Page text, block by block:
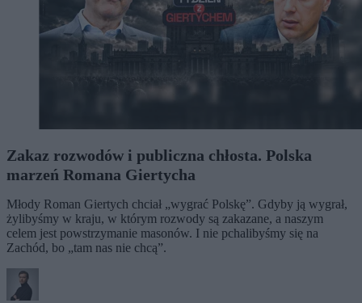
Zakaz rozwodów i publiczna chłosta. Polska
marzeń Romana Giertycha
Młody Roman Giertych chciał „wygrać Polskę”. Gdyby ją wygrał,
żylibyśmy w kraju, w którym rozwody są zakazane, a naszym
celem jest powstrzymanie masonów. I nie pchalibyśmy się na
Zachód, bo „tam nas nie chcą”.